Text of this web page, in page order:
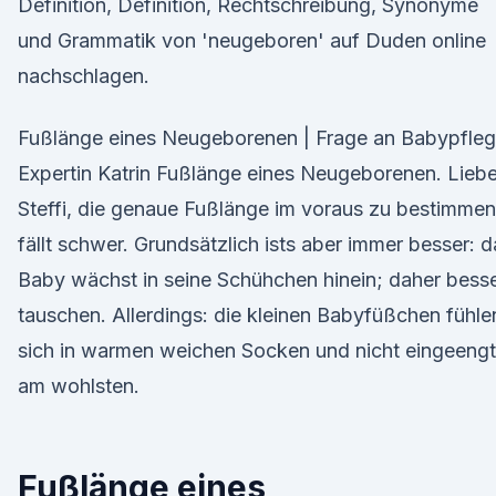
Definition, Definition, Rechtschreibung, Synonyme
und Grammatik von 'neugeboren' auf Duden online
nachschlagen.
Fußlänge eines Neugeborenen | Frage an
Expertin Katrin Fußlänge eines Neugeborenen.
Steffi, die genaue Fußlänge im voraus zu bestimmen
fällt schwer. Grundsätzlich ists aber immer besser:
Baby wächst in seine Schühchen hinein; daher
tauschen. Allerdings: die kleinen Babyfüßchen
sich in warmen weichen Socken und nicht eingeengt
am wohlsten.
Fußlänge eines